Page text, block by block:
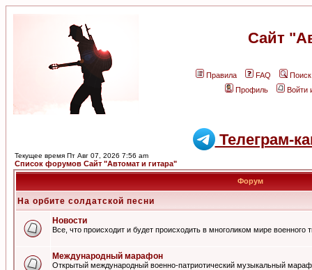
Сайт
Правила FAQ
Поиск
Профиль
Войти
Телеграм-
Текущее время Пт Авг 07, 2026 7:56 am
Список форумов Сайт "Автомат и гитара"
Форум
На орбите солдатской песни
Новости
Все, что происходит и будет происходить в многоликом мире военного
Международный марафон
Открытый международный военно-патриотический музыкальный